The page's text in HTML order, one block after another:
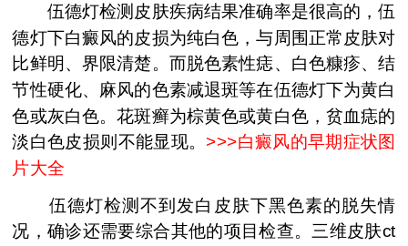
伍德灯检测皮肤疾病结果准确率是很高的，伍
德灯下白癜风的皮损为纯白色，与周围正常皮肤对
比鲜明、界限清楚。而脱色素性痣、白色糠疹、结
节性硬化、麻风的色素减退斑等在伍德灯下为黄白
色或灰白色。花斑癣为棕黄色或黄白色，贫血痣的
淡白色皮损则不能显现。 >>>白癜风的早期症状图
片大全
伍德灯检测不到发白皮肤下黑色素的脱失情
况，确诊还需要综合其他的项目检查。三维皮肤ct